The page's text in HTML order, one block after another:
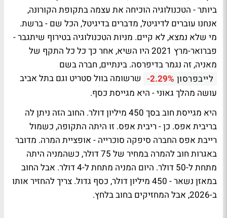
ביותר - הטכנולוגיה הוכיחה את עצמה בתקופת הקורונה,
אנחנו עוברים לדיגיטל, מדברים בדיגיטל, הכל שם - ברשת.
מי שלא נמצא, לא קיים. מניות הטכנולוגיה בטירוף שיתגבר -
פברואר-מרץ 2021 היו השיא, אחר כך כל כל התקף של
מאניה, זה נגמר בדיפרסה. בינתיים, חברה בשם
לייבפרסון -2.29% שרשומה בוול סטריט וגם בתל אביב
עושה מהלך גאוני - היא מגייסת כסף.
היא מגייסת חוב בסך 450 מיליון דולר. החוב הזה ניתן לה
בריבית אפס. כן - ריבית אפס. זו היתה התקופה, כשמול
רייבת אפס החברה סיפקה סוכרייה - אופציית המרה. מדובר
באגרות חוב להמרה במחיר של 75 דולר, כשהמניה היתה
מתחת ל-50 דולר. היום המניה מתחת ל-4 דולר. אבל החוב
במאזן נשאר - 450 מיליון דולר, כסף גדול. צריך להחזיר אותו
ב-2026, אבל המחזיקים בחוב בלחץ.